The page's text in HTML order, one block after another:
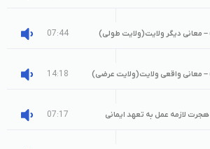
معانی دیگر ولایت(ولایت طولی) 07:44
معانی واقعی ولایت(ولایت عرضی) 14:18
لازمه عمل به تعهد ایمانی 07:17